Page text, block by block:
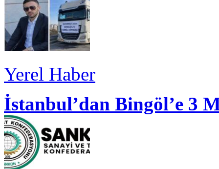
Yerel Haber
İstanbul’dan Bingöl’e 3